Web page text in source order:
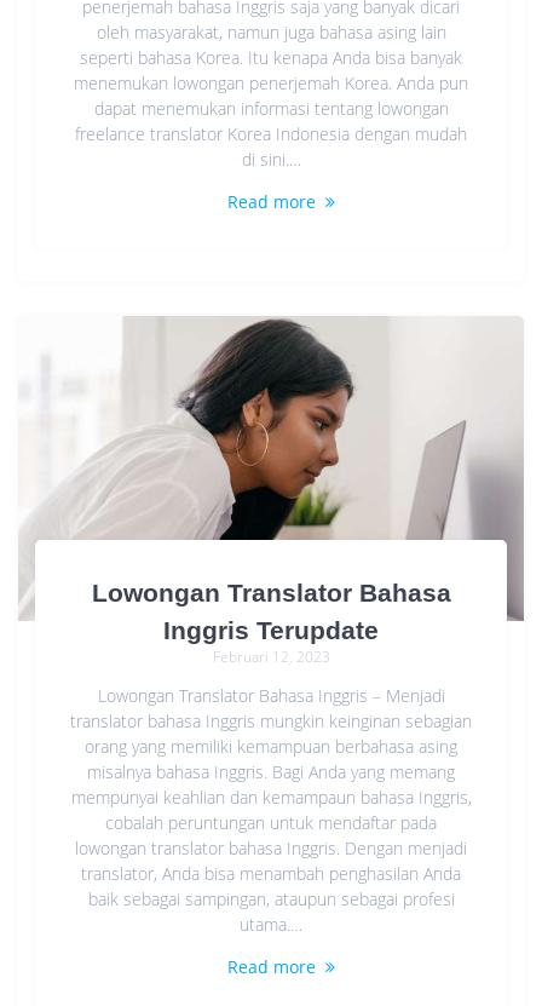
penerjemah bahasa Inggris saja yang banyak dicari
oleh masyarakat, namun juga bahasa asing lain
seperti bahasa Korea. Itu kenapa Anda bisa banyak
menemukan lowongan penerjemah Korea. Anda pun
dapat menemukan informasi tentang lowongan
freelance translator Korea Indonesia dengan mudah
di sini.…
Read more
Lowongan Translator Bahasa
Inggris Terupdate
Februari 12, 2023
Lowongan Translator Bahasa Inggris – Menjadi
translator bahasa Inggris mungkin keinginan sebagian
orang yang memiliki kemampuan berbahasa asing
misalnya bahasa Inggris. Bagi Anda yang memang
mempunyai keahlian dan kemampaun bahasa Inggris,
cobalah peruntungan untuk mendaftar pada
lowongan translator bahasa Inggris. Dengan menjadi
translator, Anda bisa menambah penghasilan Anda
baik sebagai sampingan, ataupun sebagai profesi
utama.…
Read more